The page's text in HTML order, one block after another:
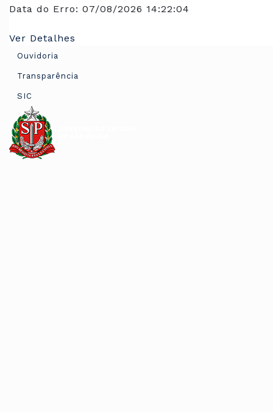
Data do Erro: 07/08/2026 14:22:04
Ver Detalhes
Ouvidoria
Transparência
SIC